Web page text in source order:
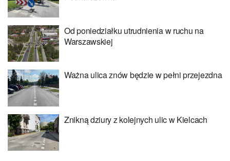
Od poniedziałku utrudnienia w ruchu na
Warszawskiej
Ważna ulica znów będzie w pełni przejezdna
Znikną dziury z kolejnych ulic w Kielcach